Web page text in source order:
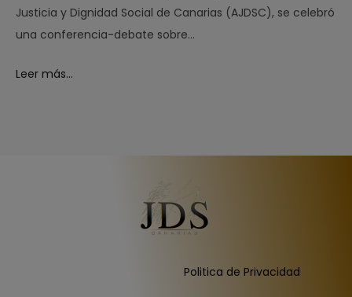
Justicia y Dignidad Social de Canarias (AJDSC), se celebró
una conferencia-debate sobre…
Leer más...
Politica de Privacidad